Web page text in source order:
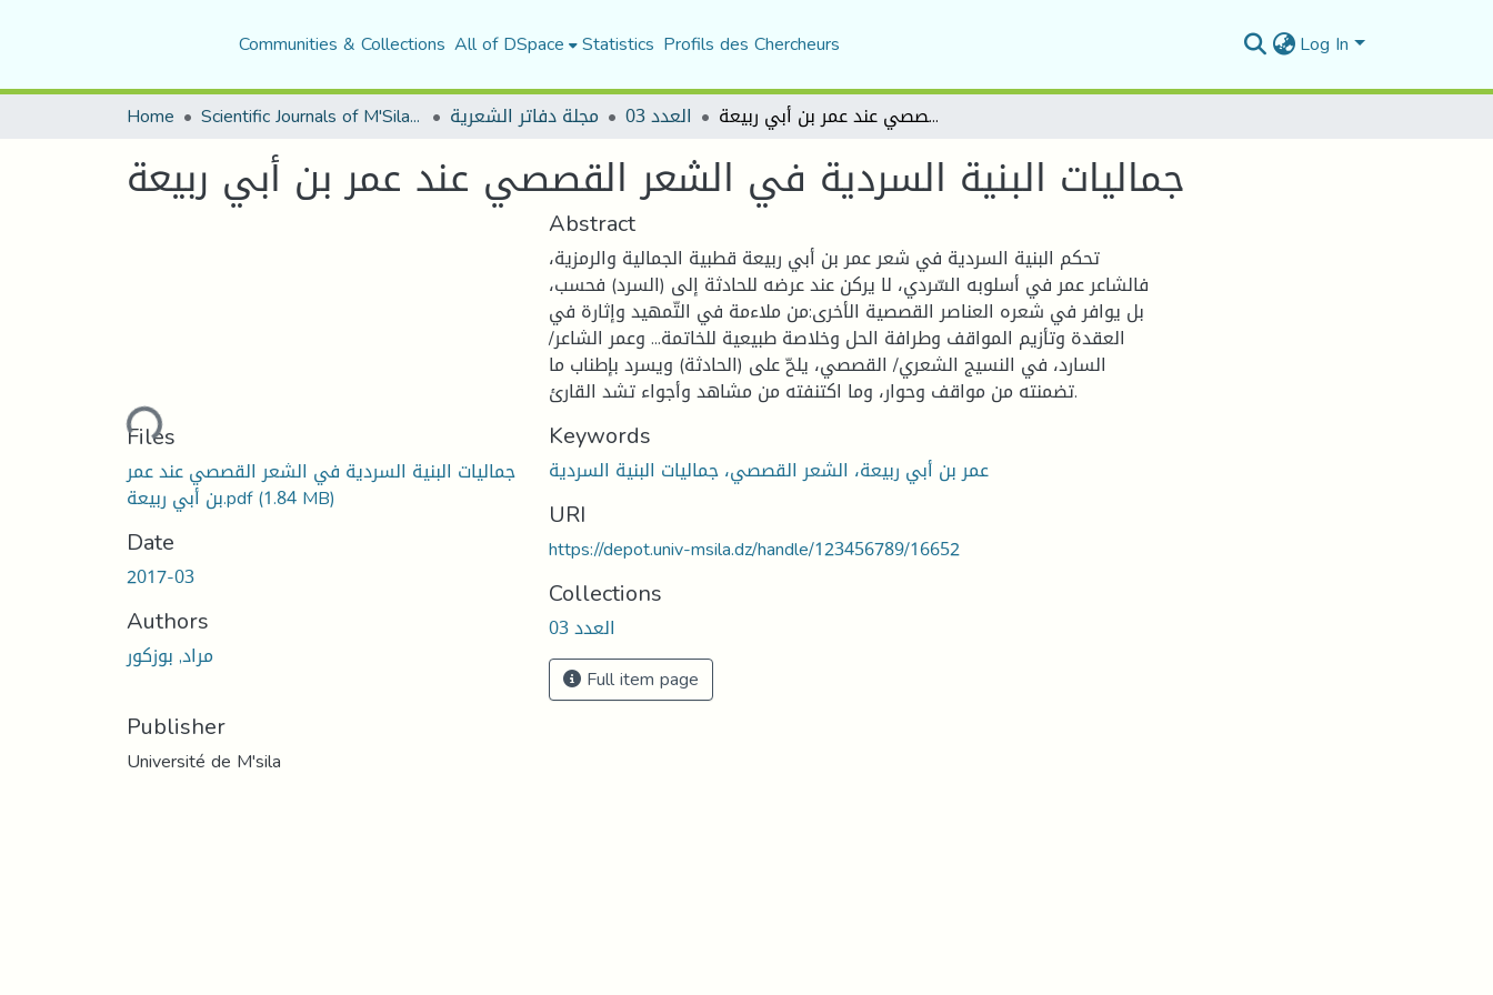
Communities & Collections All of DSpace Statistics Profils des Chercheurs Log In
Home Scientific Journals of M'Sila University مجلة دفاتر الشعرية العدد 03 جماليات البنية السردية في الشعر القصصي عند عمر بن أبي ربيعة
جماليات البنية السردية في الشعر القصصي عند عمر بن أبي ربيعة
Loading...
Files
جماليات البنية السردية في الشعر القصصي عند عمر
بن أبي ربيعة.pdf(1.84 MB)
Date
2017-03
Authors
مراد, بوزكور
Publisher
Université de M'sila
Abstract
تحكم البنية السردية في شعر عمر بن أبي ربيعة قطبية الجمالية والرمزية،
فالشاعر عمر في أسلوبه السّردي، لا يركن عند عرضه للحادثة إلى (السرد) فحسب،
بل يوافر في شعره العناصر القصصية الأخرى:من ملاءمة في التّمهيد وإثارة في
العقدة وتأزيم المواقف وطرافة الحل وخلاصة طبيعية للخاتمة... وعمر الشاعر/
السارد، في النسيج الشعري/ القصصي، يلحّ على (الحادثة) ويسرد بإطناب ما
تضمنته من مواقف وحوار، وما اكتنفته من مشاهد وأجواء تشد القارئ.
Keywords
عمر بن أبي ربيعة، الشعر القصصي، جماليات البنية السردية
URI
https://depot.univ-msila.dz/handle/123456789/16652
Collections
العدد 03
Full item page